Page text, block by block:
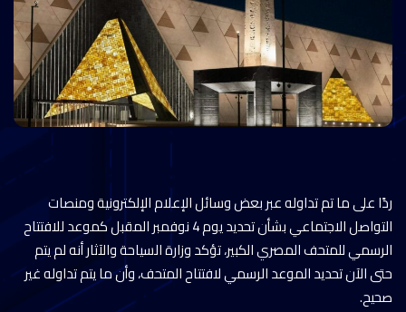
ردًا على ما تم تداوله عبر بعض وسائل الإعلام الإلكترونية ومنصات
التواصل الاجتماعي بشأن تحديد يوم 4 نوفمبر المقبل كموعد للافتتاح
الرسمي للمتحف المصري الكبير، تؤكد وزارة السياحة والآثار أنه لم يتم
حتى الآن تحديد الموعد الرسمي لافتتاح المتحف، وأن ما يتم تداوله غير
صحيح.